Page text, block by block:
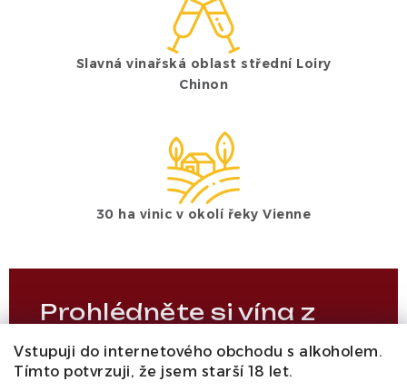
Vstupuji do internetového obchodu s alkoholem.
Tímto potvrzuji, že jsem starší 18 let.
Slavná vinařská oblast střední Loiry
Chinon
30 ha vinic v okolí řeky Vienne
Prohlédněte si vína z